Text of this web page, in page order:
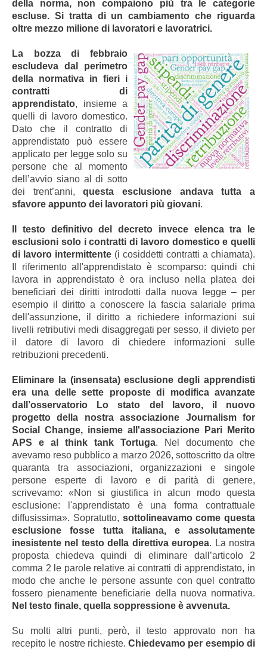
della norma, non compaiono più tra le categorie
escluse. Si tratta di un cambiamento che riguarda
oltre mezzo milione di lavoratori e lavoratrici.
La bozza di febbraio
escludeva dal perimetro
della normativa in fieri i
contratti di
apprendistato, insieme a
quelli di lavoro domestico.
Dato che il contratto di
apprendistato può essere
applicato per legge solo su
persone che al momento
dell’avvio siano al di sotto
dei trent’anni,questa esclusione andava tutta a
sfavore appunto dei lavoratori più giovani.
Il testo definitivo del decreto invece elenca tra le
esclusioni solo i contratti di lavoro domestico e quelli
di lavoro intermittente (i cosiddetti contratti a chiamata).
Il riferimento all'apprendistato è scomparso: quindi chi
lavora in apprendistato è ora incluso nella platea dei
beneficiari dei diritti introdotti dalla nuova legge – per
esempio il diritto a conoscere la fascia salariale prima
dell'assunzione, il diritto a richiedere informazioni sui
livelli retributivi medi disaggregati per sesso, il divieto per
il datore di lavoro di chiedere informazioni sulle
retribuzioni precedenti.
Eliminare la (insensata) esclusione degli apprendisti
era una delle sette proposte di modifica avanzate
dall’osservatorio Lo stato del lavoro, il nuovo
progetto della nostra associazione Journalism for
Social Change, insieme all'associazione Pari Merito
APS e al think tank Tortuga. Nel documento che
avevamo reso pubblico a marzo 2026, sottoscritto da oltre
quaranta tra associazioni, organizzazioni e singole
persone esperte di lavoro e di parità di genere,
scrivevamo: «Non si giustifica in alcun modo questa
esclusione: l'apprendistato è una forma contrattuale
diffusissima». Sopratutto, sottolineavamo come questa
esclusione fosse tutta italiana, e assolutamente
inesistente nel testo della direttiva europea. La nostra
proposta chiedeva quindi di eliminare dall’articolo 2
comma 2 le parole relative ai contratti di apprendistato, in
modo che anche le persone assunte con quel contratto
fossero pienamente beneficiarie della nuova normativa.
Nel testo finale, quella soppressione è avvenuta.
Su molti altri punti, però, il testo approvato non ha
recepito le nostre richieste.Chiedevamo per esempio di